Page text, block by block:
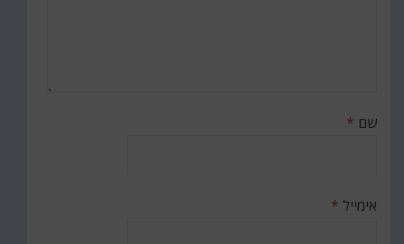
שם *
אימייל *